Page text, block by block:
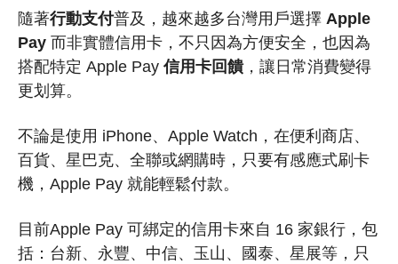
隨著行動支付普及，越來越多台灣用戶選擇 Apple
Pay 而非實體信用卡，不只因為方便安全，也因為
搭配特定 Apple Pay 信用卡回饋，讓日常消費變得
更划算。
不論是使用 iPhone、Apple Watch，在便利商店、
百貨、星巴克、全聯或網購時，只要有感應式刷卡
機，Apple Pay 就能輕鬆付款。
目前Apple Pay 可綁定的信用卡來自 16 家銀行，包
括：台新、永豐、中信、玉山、國泰、星展等，只